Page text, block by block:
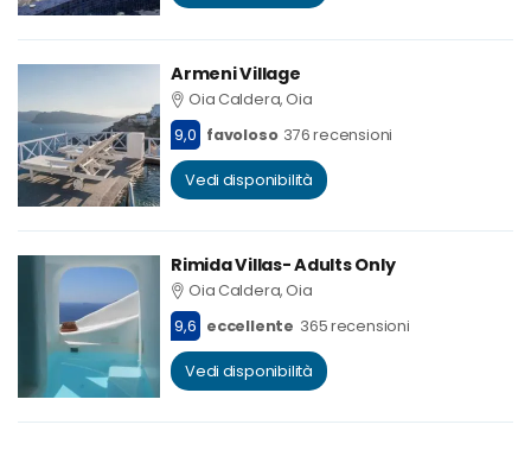
Armeni Village
Oia Caldera, Oia
9,0 favoloso 376 recensioni
Vedi disponibilità
Rimida Villas- Adults Only
Oia Caldera, Oia
9,6 eccellente 365 recensioni
Vedi disponibilità